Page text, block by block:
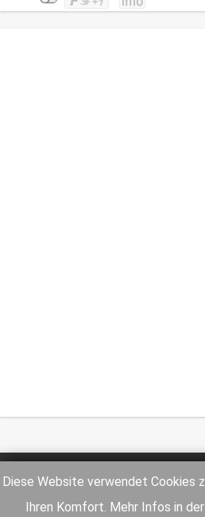
Diese Website verwendet Cookies
Ihren Komfort. Mehr Infos in der